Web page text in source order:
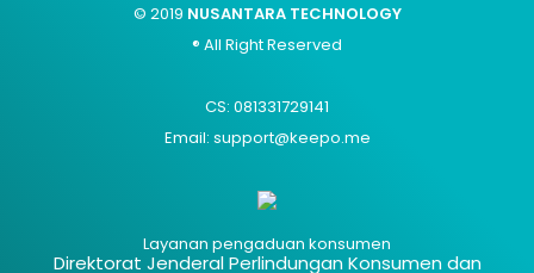
© 2019 NUSANTARA TECHNOLOGY
® All Right Reserved
CS: 081331729141
Email: support@keepo.me
Layanan pengaduan konsumen
Direktorat Jenderal Perlindungan Konsumen dan